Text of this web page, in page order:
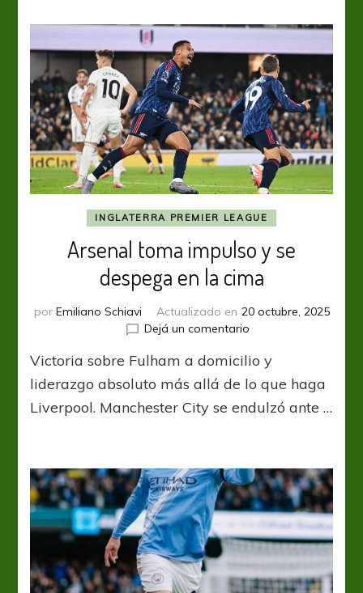
aleja
en
la
vanguardia
INGLATERRA PREMIER LEAGUE
Arsenal toma impulso y se
despega en la cima
por Emiliano Schiavi Actualizado en 20 octubre, 2025
Dejá un comentarioen
toma
se
cima
Victoria sobre Fulham a domicilio y
liderazgo absoluto más allá de lo que haga
Liverpool. Manchester City se endulzó ante …